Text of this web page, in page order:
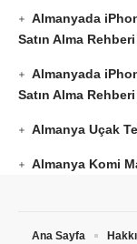
Almanyada
Satın Alma
Almanyada
Satın Alma Rehberi
Almanya Uçak
Almanya Komi
Ana Sayfa